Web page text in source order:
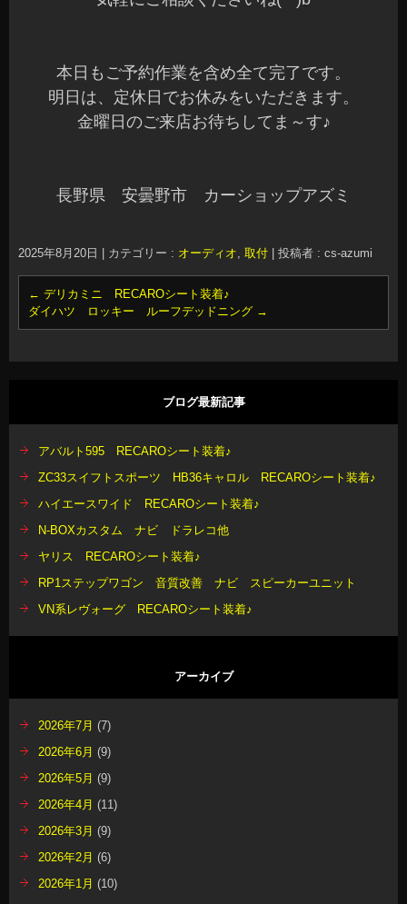
本日もご予約作業を含め全て完了です。
明日は、定休日でお休みをいただきます。
金曜日のご来店お待ちしてま～す♪
長野県 安曇野市 カーショップアズミ
2025年8月20日 カテゴリー : オーディオ, 取付 投稿者 : cs-azumi
← デリカミニ RECAROシート装着♪
ダイハツ ロッキー ルーフデッドニング →
ブログ最新記事
アバルト595 RECAROシート装着♪
ZC33スイフトスポーツ HB36キャロル RECAROシート装着♪
ハイエースワイド RECAROシート装着♪
N-BOXカスタム ナビ ドラレコ他
ヤリス RECAROシート装着♪
RP1ステップワゴン 音質改善 ナビ スピーカーユニット
VN系レヴォーグ RECAROシート装着♪
アーカイブ
2026年7月 (7)
2026年6月 (9)
2026年5月 (9)
2026年4月 (11)
2026年3月 (9)
2026年2月 (6)
2026年1月 (10)